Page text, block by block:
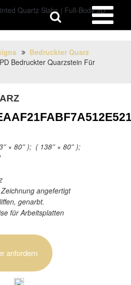
Bedruckter Quarz
Bedruckter Quarzstein Für
× 80'' ); ( 138'' × 80'' );
angefertigt
genarbt.
für Arbeitsplatten
anfordern